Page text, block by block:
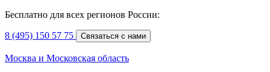
Бесплатно для всех регионов России:
8 (495) 150 57 75 Связаться с нами
Москва и Московская область